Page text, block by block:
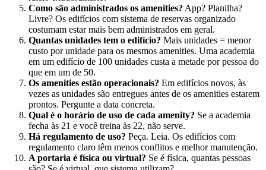
Como são administrados os amenities? App? Planilha?
Livre? Os edifícios com sistema de reservas organizado
costumam estar mais bem administrados em geral.
Quantas unidades tem o edifício? Mais unidades = menor
custo por unidade para os mesmos amenities. Uma academia
em um edifício de 100 unidades custa a metade por pessoa do
que em um de 50.
Os amenities estão operacionais? Em edifícios novos, às
vezes as unidades são entregues antes de os amenities estarem
prontos. Pergunte a data concreta.
Qual é o horário de uso de cada amenity? Se a academia
fecha às 21 e você treina às 22, não serve.
Há regulamento de uso? Peça. Leia. Os edifícios com
regulamento claro têm menos conflitos e melhor manutenção.
A portaria é física ou virtual? Se é física, quantas pessoas